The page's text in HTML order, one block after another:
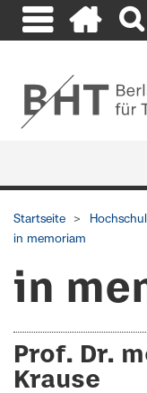
Startseite
in memoriam
in
Prof. Dr.
Krause